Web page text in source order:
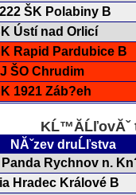
ŠK Polabiny B
Ústí nad Orlicí
Rapid Pardubice B
ŠO Chrudim
1921 Záb?eh
KĹ™Ă­ĹľovĂˇ
NĂˇzev druĹľstva
Panda Rychnov n.
Hradec Králové B